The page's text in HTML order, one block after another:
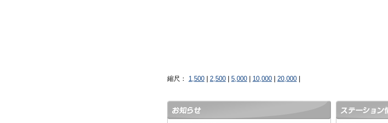
縮尺： 1,500 2,500 5,000 10,000 20,000